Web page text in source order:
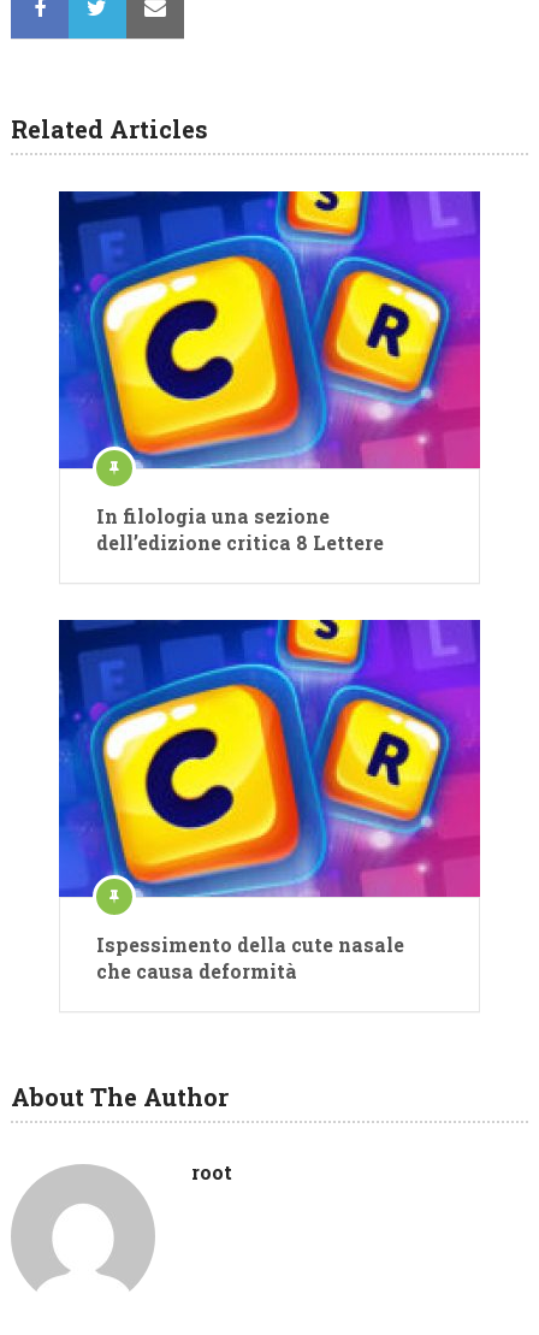
Related Articles
In filologia una sezione
dell’edizione critica 8 Lettere
Ispessimento della cute nasale
che causa deformità
About The Author
root